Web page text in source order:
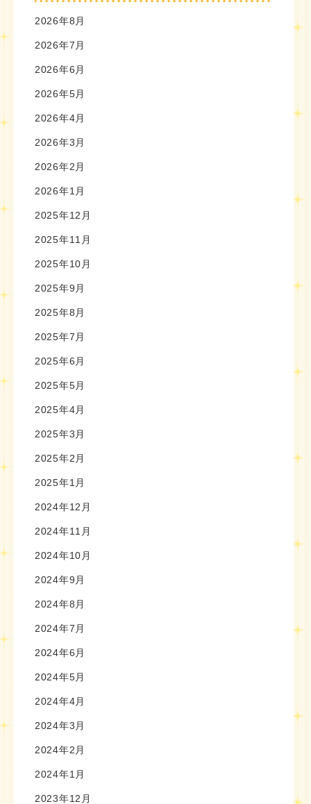
2026年8月
2026年7月
2026年6月
2026年5月
2026年4月
2026年3月
2026年2月
2026年1月
2025年12月
2025年11月
2025年10月
2025年9月
2025年8月
2025年7月
2025年6月
2025年5月
2025年4月
2025年3月
2025年2月
2025年1月
2024年12月
2024年11月
2024年10月
2024年9月
2024年8月
2024年7月
2024年6月
2024年5月
2024年4月
2024年3月
2024年2月
2024年1月
2023年12月